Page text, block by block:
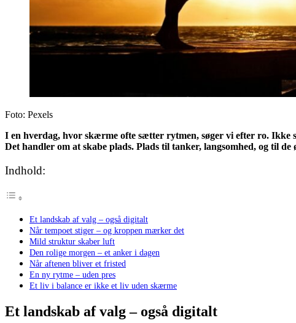
Foto: Pexels
I en hverdag, hvor skærme ofte sætter rytmen, søger vi efter ro. Ikke
Det handler om at skabe plads. Plads til tanker, langsomhed, og til
Indhold:
Et landskab af valg – også digitalt
Når tempoet stiger – og kroppen mærker det
Mild struktur skaber luft
Den rolige morgen – et anker i dagen
Når aftenen bliver et fristed
En ny rytme – uden pres
Et liv i balance er ikke et liv uden skærme
Et landskab af valg – også digitalt